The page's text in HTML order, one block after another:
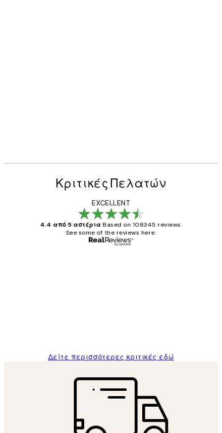
Κριτικές Πελατών
EXCELLENT
4.4 από 5 αστέρια Based on 108345 reviews.
See some of the reviews here.
Δείτε περισσότερες κριτικές εδώ